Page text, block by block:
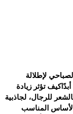
لإطلالة
كيف تؤثر زيادة
للرجال، لجاذبية
المناسب